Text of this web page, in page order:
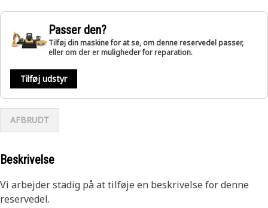
Passer den?
Tilføj din maskine for at se, om denne reservedel passer,
eller om der er muligheder for reparation.
Tilføj udstyr
AFBRUDT
Beskrivelse
Vi arbejder stadig på at tilføje en beskrivelse for denne
reservedel.